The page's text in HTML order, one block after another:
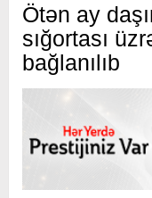
Ötən ay
sığortası
bağlanılıb